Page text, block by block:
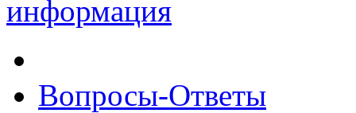
информация
Вопросы-Ответы